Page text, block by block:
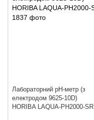
Лабораторний pH-метр (з
електродом 9625-10D)
HORIBA LAQUA-PH2000-SR